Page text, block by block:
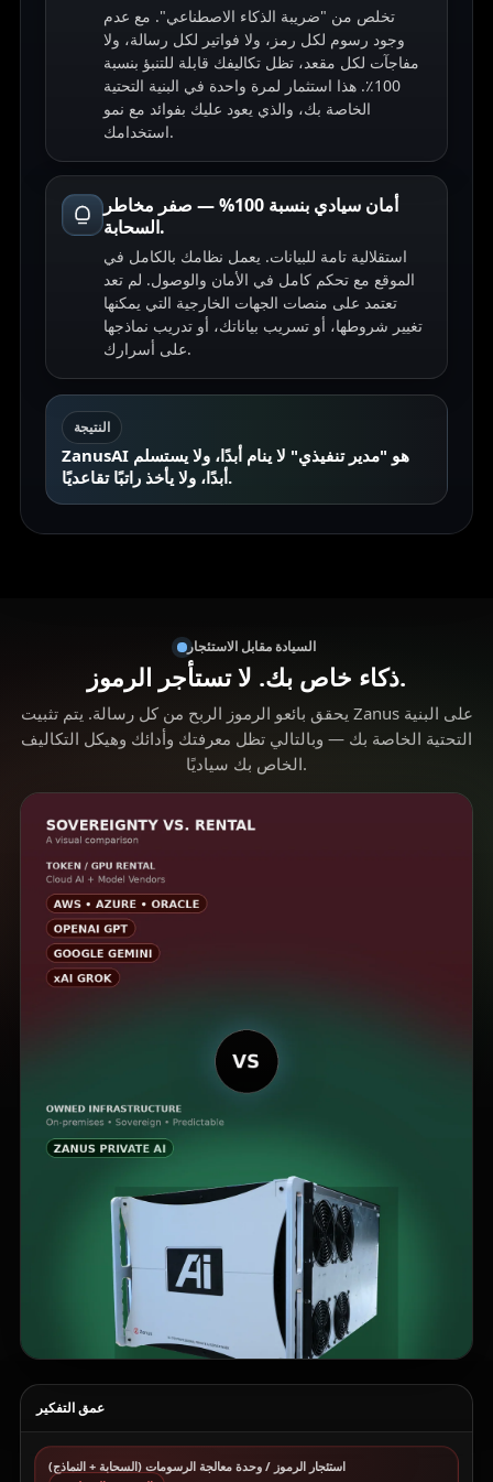
تخلص من "ضريبة الذكاء الاصطناعي". مع عدم
وجود رسوم لكل رمز، ولا فواتير لكل رسالة، ولا
مفاجآت لكل مقعد، تظل تكاليفك قابلة للتنبؤ بنسبة
100٪. هذا استثمار لمرة واحدة في البنية التحتية
الخاصة بك، والذي يعود عليك بفوائد مع نمو
استخدامك.
أمان سيادي بنسبة 100% — صفر مخاطر
السحابة.
استقلالية تامة للبيانات. يعمل نظامك بالكامل في
الموقع مع تحكم كامل في الأمان والوصول. لم تعد
تعتمد على منصات الجهات الخارجية التي يمكنها
تغيير شروطها، أو تسريب بياناتك، أو تدريب نماذجها
على أسرارك.
النتيجة
ZanusAI هو "مدير تنفيذي" لا ينام أبدًا، ولا يستسلم
أبدًا، ولا يأخذ راتبًا تقاعديًا.
السيادة مقابل الاستئجار
ذكاء خاص بك. لا تستأجر الرموز.
يحقق بائعو الرموز الربح من كل رسالة. يتم تثبيت Zanus على البنية
التحتية الخاصة بك — وبالتالي تظل معرفتك وأدائك وهيكل التكاليف
الخاص بك سياديًا.
عمق التفكير
استئجار الرموز / وحدة معالجة الرسومات (السحابة + النماذج)